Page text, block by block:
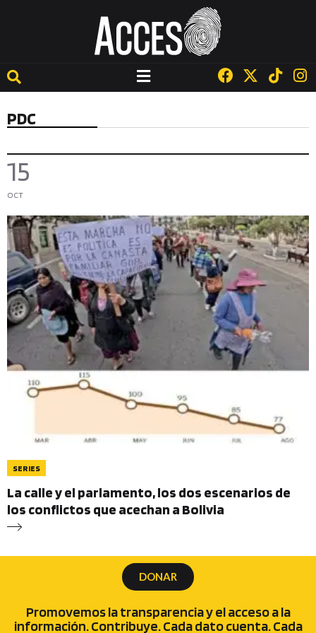
PDC
15
OCT
SERIES
La calle y el parlamento, los dos escenarios de
los conflictos que acechan a Bolivia
Promovemos la transparencia y el acceso a la
información. Contribuye. Cada dato cuenta. Cada
DONAR